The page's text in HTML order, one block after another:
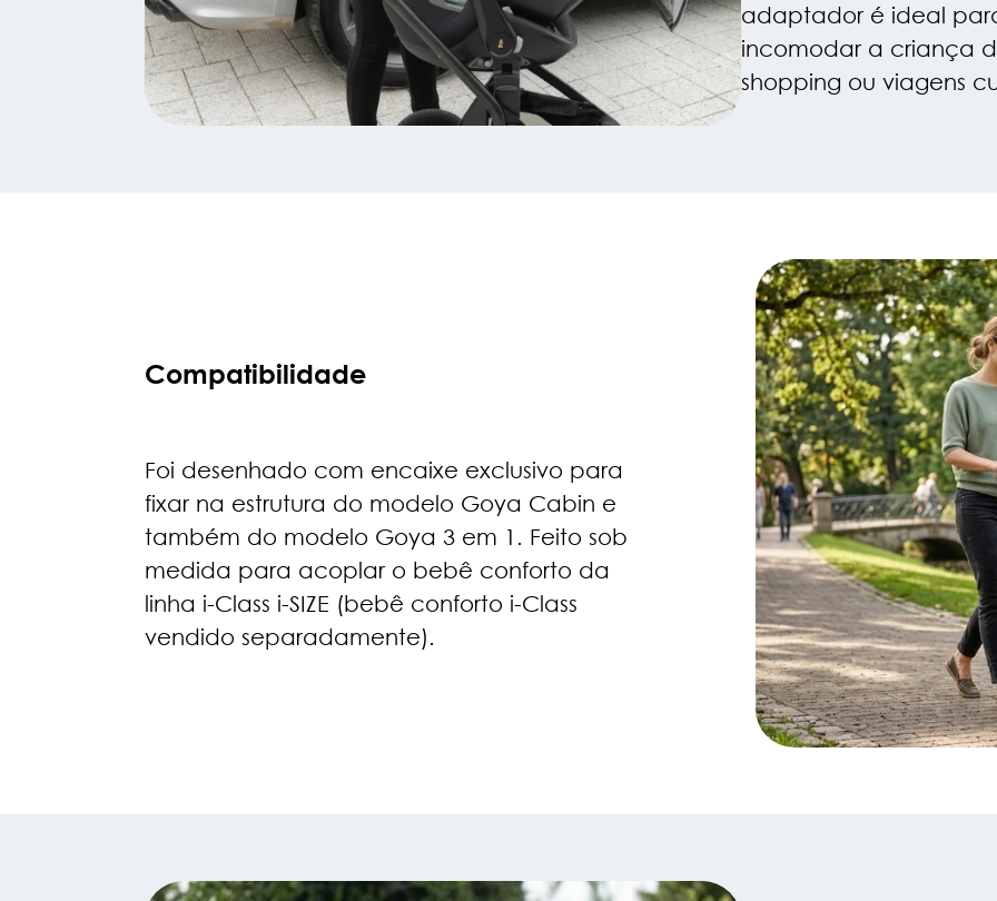
adaptador é ideal
incomodar a criança
shopping ou viagens
Compatibilidade
Foi desenhado com encaixe exclusivo para
fixar na estrutura do modelo Goya Cabin e
também do modelo Goya 3 em 1. Feito sob
medida para acoplar o bebê conforto da
linha i-Class i-SIZE (bebê conforto i-Class
vendido separadamente).